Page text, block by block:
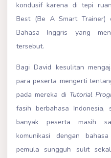
kondusif karena di tepi
Best (Be A Smart Trainer)
Bahasa Inggris yang
tersebut.
Bagi David kesulitan
para peserta mengerti
pada mereka di Tutorial
fasih berbahasa Indonesia,
banyak peserta masih
komunikasi dengan
pemula sungguh sulit